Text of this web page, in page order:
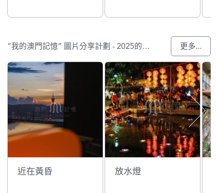
“我的澳門記憶” 圖片分享計劃 - 2025的參與作品 更多...
近在黃昏 放水燈